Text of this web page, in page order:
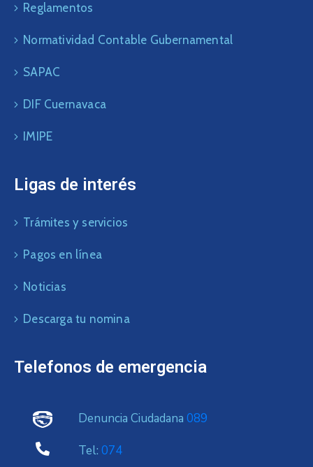
Reglamentos
Normatividad Contable Gubernamental
SAPAC
DIF Cuernavaca
IMIPE
Ligas de interés
Trámites y servicios
Pagos en línea
Noticias
Descarga tu nomina
Telefonos de emergencia
Denuncia Ciudadana 089
Tel: 074